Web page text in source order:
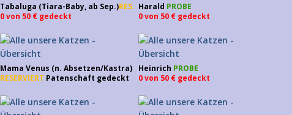
Tabaluga (Tiara-Baby, ab Sep.)RES.
0 von 50 € gedeckt
Mama Venus (n. Absetzen/Kastra)
RESERVIERT Patenschaft gedeckt
Harald PROBE
0 von 50 € gedeckt
Heinrich PROBE
0 von 50 € gedeckt